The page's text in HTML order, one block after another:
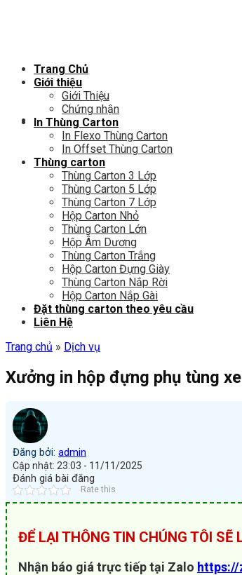
Trang Chủ
Giới thiệu
Giới Thiệu
Chứng nhận
In Thùng Carton
In Flexo Thùng Carton
In Offset Thùng Carton
Thùng carton
Thùng Carton 3 Lớp
Thùng Carton 5 Lớp
Thùng Carton 7 Lớp
Hộp Carton Nhỏ
Thùng Carton Lớn
Hộp Âm Dương
Thùng Carton Trắng
Hộp Carton Đựng Giày
Thùng Carton Nắp Rời
Hộp Carton Nắp Gài
Đặt thùng carton theo yêu cầu
Liên Hệ
Trang chủ » Dịch vụ
Xưởng in hộp đựng phụ tùng
Đăng bởi: admin
Cập nhật: 23:03 - 11/11/2025
Đánh giá bài đăng
Rate this
ĐỂ LẠI THÔNG TIN CHÚNG TÔI SẼ
Nhận báo giá trực tiếp tại Zalo https://